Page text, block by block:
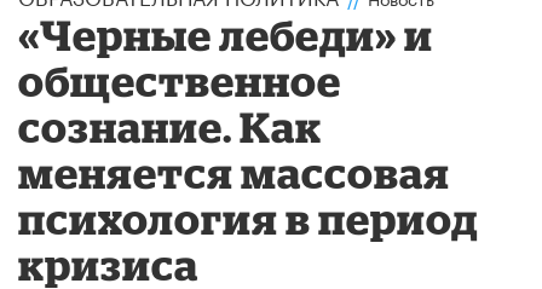
«Черные лебеди» и
общественное
сознание. Как
меняется массовая
психология в период
кризиса